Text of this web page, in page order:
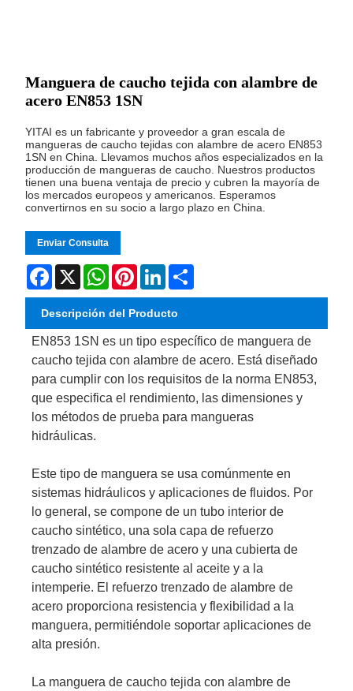
Manguera de caucho tejida con alambre de
acero EN853 1SN
YITAI es un fabricante y proveedor a gran escala de
mangueras de caucho tejidas con alambre de acero EN853
1SN en China. Llevamos muchos años especializados en la
producción de mangueras de caucho. Nuestros productos
tienen una buena ventaja de precio y cubren la mayoría de
los mercados europeos y americanos. Esperamos
convertirnos en su socio a largo plazo en China.
Enviar Consulta
Facebook
X WhatsAppPinterestLinkedIn
Descripción del Producto
EN853 1SN es un tipo específico de manguera de
caucho tejida con alambre de acero. Está diseñado
para cumplir con los requisitos de la norma EN853,
que especifica el rendimiento, las dimensiones y
los métodos de prueba para mangueras
hidráulicas.
Este tipo de manguera se usa comúnmente en
sistemas hidráulicos y aplicaciones de fluidos. Por
lo general, se compone de un tubo interior de
caucho sintético, una sola capa de refuerzo
trenzado de alambre de acero y una cubierta de
caucho sintético resistente al aceite y a la
intemperie. El refuerzo trenzado de alambre de
acero proporciona resistencia y flexibilidad a la
manguera, permitiéndole soportar aplicaciones de
alta presión.
La manguera de caucho tejida con alambre de